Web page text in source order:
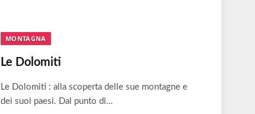
MONTAGNA
Le Dolomiti
Le Dolomiti : alla scoperta delle sue montagne e
dei suoi paesi. Dal punto di…